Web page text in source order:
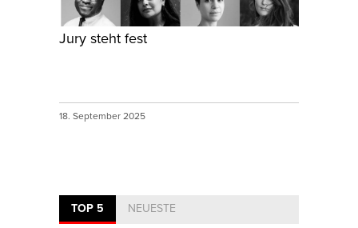
Jury steht fest
18. September 2025
TOP 5 NEUESTE